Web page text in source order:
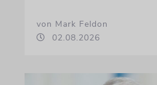
von Mark Feldon
02.08.2026